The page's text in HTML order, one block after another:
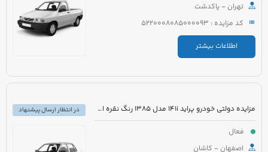
تهران - پاکدشت
کد مزایده : 5220008085000093
اطلاعات بیشتر
مزایده دولتی خودرو پراید 141i مدل 1385 رنگ نقره ای متالیک
فعال
اصفهان - کاشان
در انتظار ارسال پیشنهاد